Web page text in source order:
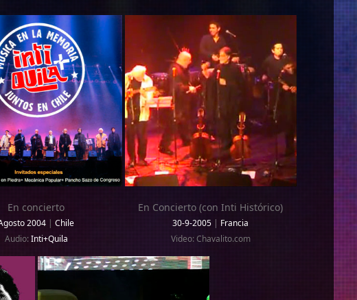
En concierto
2004|Chile
Audio:Inti+Quila
En Concierto (con Inti Histórico)
30-9-2005|Francia
Video: Chavalito.com